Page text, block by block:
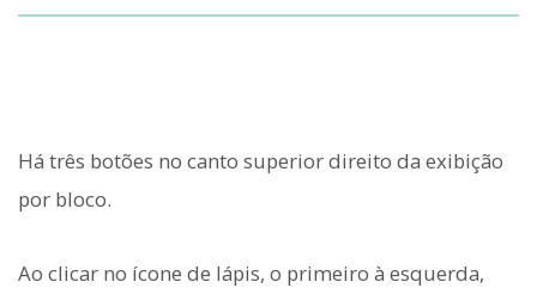
Há três botões no canto superior direito da exibição
por bloco.
Ao clicar no ícone de lápis, o primeiro à esquerda,